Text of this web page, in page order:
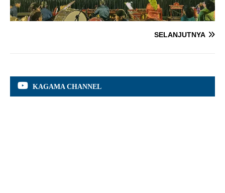
SELANJUTNYA
KAGAMA CHANNEL